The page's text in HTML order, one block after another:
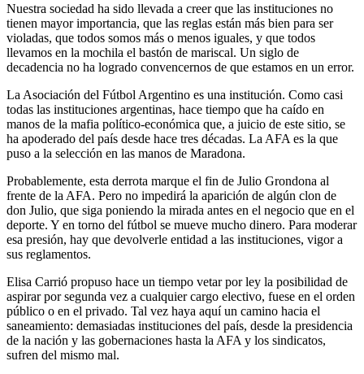
Nuestra sociedad ha sido llevada a creer que las instituciones no
tienen mayor importancia, que las reglas están más bien para ser
violadas, que todos somos más o menos iguales, y que todos
llevamos en la mochila el bastón de mariscal. Un siglo de
decadencia no ha logrado convencernos de que estamos en un error.
La Asociación del Fútbol Argentino es una institución. Como casi
todas las instituciones argentinas, hace tiempo que ha caído en
manos de la mafia político-económica que, a juicio de este sitio, se
ha apoderado del país desde hace tres décadas. La AFA es la que
puso a la selección en las manos de Maradona.
Probablemente, esta derrota marque el fin de Julio Grondona al
frente de la AFA. Pero no impedirá la aparición de algún clon de
don Julio, que siga poniendo la mirada antes en el negocio que en el
deporte. Y en torno del fútbol se mueve mucho dinero. Para moderar
esa presión, hay que devolverle entidad a las instituciones, vigor a
sus reglamentos.
Elisa Carrió propuso hace un tiempo vetar por ley la posibilidad de
aspirar por segunda vez a cualquier cargo electivo, fuese en el orden
público o en el privado. Tal vez haya aquí un camino hacia el
saneamiento: demasiadas instituciones del país, desde la presidencia
de la nación y las gobernaciones hasta la AFA y los sindicatos,
sufren del mismo mal.